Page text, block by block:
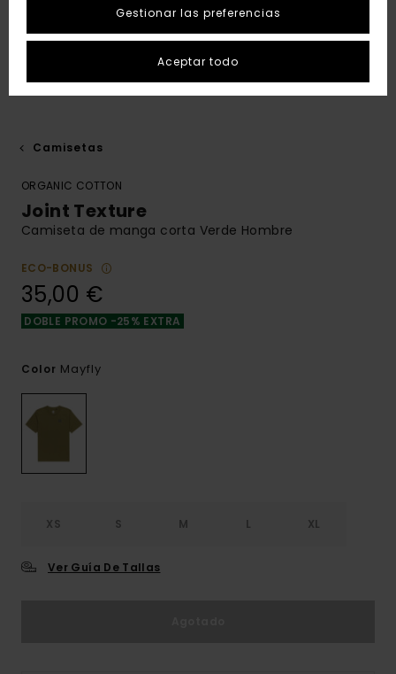
Camisetas
ORGANIC COTTON
Joint Texture
Camiseta de manga corta Verde Hombre
ECO-BONUS
35,00 €
DOBLE PROMO -25% EXTRA
Color Mayfly
XS S M L XL
Ver Guía De Tallas
Gestionar las preferencias
Aceptar todo